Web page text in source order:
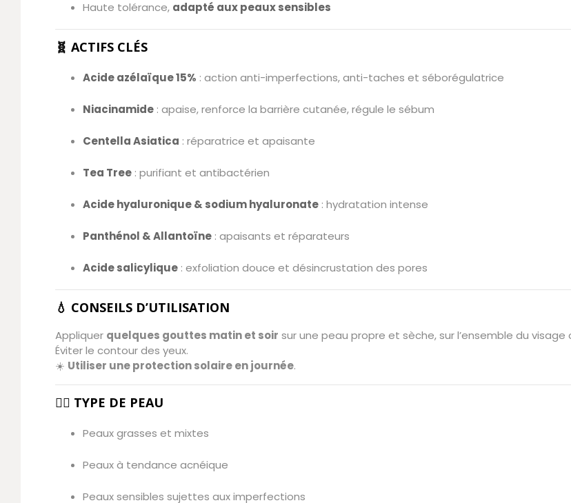
Haute tolérance, adapté aux peaux sensibles
🧬 ACTIFS CLÉS
Acide azélaïque 15% : action anti-imperfections, anti-taches et séborégulatrice
Niacinamide : apaise, renforce la barrière cutanée, régule le sébum
Centella Asiatica : réparatrice et apaisante
Tea Tree : purifiant et antibactérien
Acide hyaluronique & sodium hyaluronate : hydratation intense
Panthénol & Allantoïne : apaisants et réparateurs
Acide salicylique : exfoliation douce et désincrustation des pores
💧 CONSEILS D’UTILISATION
Appliquer quelques gouttes matin et soir sur une peau propre et sèche, sur l’ensemble du
Éviter le contour des yeux.
☀️ Utiliser une protection solaire en journée.
👩‍⚕️ TYPE DE PEAU
Peaux grasses et mixtes
Peaux à tendance acnéique
Peaux sensibles sujettes aux imperfections